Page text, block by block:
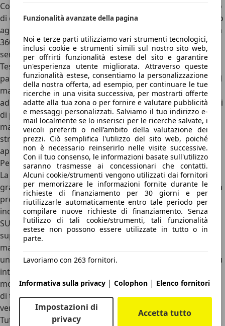
Funzionalità avanzate della pagina
Noi e terze parti utilizziamo vari strumenti tecnologici,
inclusi cookie e strumenti simili sul nostro sito web,
per offrirti funzionalità estese del sito e garantire
un'esperienza utente migliorata. Attraverso queste
funzionalità estese, consentiamo la personalizzazione
della nostra offerta, ad esempio, per continuare le tue
ricerche in una visita successiva, per mostrarti offerte
adatte alla tua zona o per fornire e valutare pubblicità
e messaggi personalizzati. Salviamo il tuo indirizzo e-
mail localmente se lo inserisci per le ricerche salvate, i
veicoli preferiti o nell'ambito della valutazione dei
prezzi. Ciò semplifica l'utilizzo del sito web, poiché
non è necessario reinserirlo nelle visite successive.
Con il tuo consenso, le informazioni basate sull'utilizzo
saranno trasmesse ai concessionari che contatti.
Alcuni cookie/strumenti vengono utilizzati dai fornitori
per memorizzare le informazioni fornite durante le
richieste di finanziamento per 30 giorni e per
riutilizzarle automaticamente entro tale periodo per
compilare nuove richieste di finanziamento. Senza
l'utilizzo di tali cookie/strumenti, tali funzionalità
estese non possono essere utilizzate in tutto o in
parte.
Lavoriamo con 263 fornitori.
Informativa sulla privacy | Colophon | Elenco fornitori
Impostazioni di
privacy
Accetta tutto
Control Adattivo in termini Mercedes, il mantenitore attivo
di corsia e il sensore per l’angolo cieco. A questi si possono
aggiungere pacchetti parcheggio evoluti con telecamere a
360 gradi, che rendono le manovre in spazi ristretti
semplici e a prova di urto.
Testato nel 2019 dall’ente indipendente per la sicurezza
passiva EuroNCAP, la Mercedes GLA è stata premiata con il
massimo dei voti, le agognate cinque stelle. Andando, poi,
ad analizzare i risultati, il test ha premiato la GLA in termini
di protezione degli adulti (96%) e dei bambini (90%). Non
male anche la protezione degli utenti vulnerabili della
strada (79%), mentre i sistemi di sicurezza sono stati
approvati con un risultato del 75%.
Perché scegliere Mercedes-Benz GLA e perché no
La Mercedes-Benz GLA H247 rappresenta una scelta di
grande razionalitàper chi cerca un SUV compatto di fascia
premium. Tra i principali punti di forza figura
indubbiamente l'evoluzione verso un formato da "vero"
SUV
, che ha portato in dote un'abitabilità nettamente
superiore alla generazione precedente e un comfort di
marcia eccellente per guidatore e passeggeri. A questo si
unisce un ecosistema tecnologico che si conferma tra i più
intuitivi e completi sul mercato.
motorizzazioni, infine, permette a ogni tipologia di cliente
di trovare la quadratura ideale, con l'utile aggiunta della
versatilità del divano posteriore scorrevole.
Tuttavia, esistono alcuni aspetti da non sottovalutare. Tra i